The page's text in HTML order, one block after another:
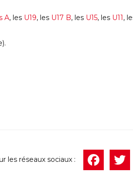
A, les U19, les U17 B, les U15, les U11,